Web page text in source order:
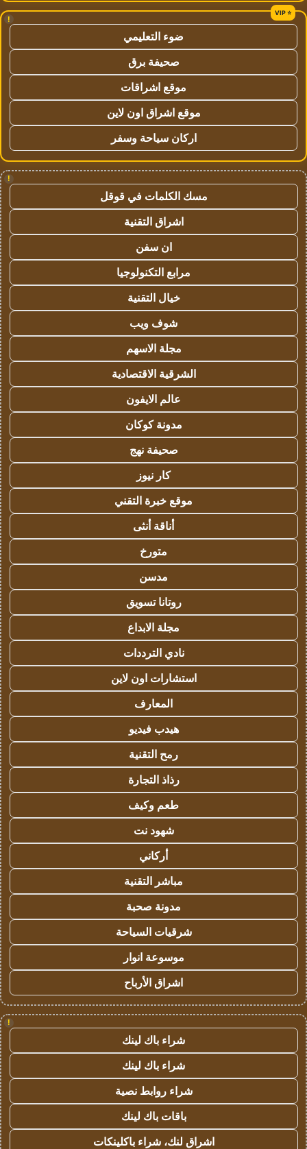
!
ضوء التعليمي
صحيفة برق
موقع اشراقات
موقع اشراق اون لاين
اركان سياحة وسفر
!
مسك الكلمات في قوقل
اشراق التقنية
ان سفن
مرابع التكنولوجيا
خيال التقنية
شوف ويب
مجلة الاسهم
الشرقية الاقتصادية
عالم الايفون
مدونة كوكان
صحيفة نهج
كار نيوز
موقع خبرة التقني
أناقة أنثى
متورخ
مدسن
روتانا تسويق
مجلة الابداع
نادي الترددات
استشارات اون لاين
المعارف
هيدب فيديو
رمح التقنية
رذاذ التجارة
طعم وكيف
شهود نت
أركاني
مباشر التقنية
مدونة صحبة
شرقيات السياحة
موسوعة انوار
اشراق الأرباح
!
شراء باك لينك
شراء باك لينك
شراء روابط نصية
باقات باك لينك
اشراق لنك، شراء باكلينكات